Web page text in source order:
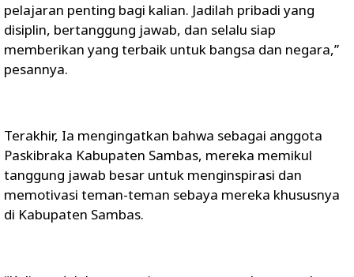
pelajaran penting bagi kalian. Jadilah pribadi yang
disiplin, bertanggung jawab, dan selalu siap
memberikan yang terbaik untuk bangsa dan negara,”
pesannya.
Terakhir, Ia mengingatkan bahwa sebagai anggota
Paskibraka Kabupaten Sambas, mereka memikul
tanggung jawab besar untuk menginspirasi dan
memotivasi teman-teman sebaya mereka khususnya
di Kabupaten Sambas.